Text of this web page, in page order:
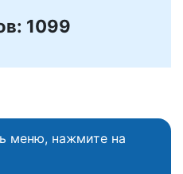
1099
меню, нажмите на